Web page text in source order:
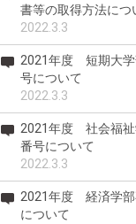
書等の取得方法につ
2022.3.3
2021年度 短期大学
号について
2022.3.3
2021年度 社会福祉
番号について
2022.3.3
2021年度 経済学部
について